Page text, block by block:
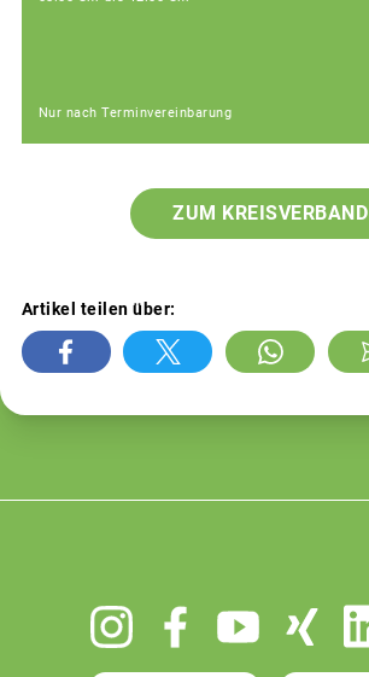
Nur nach Terminvereinbarung
ZUM KREISVERBAND
Artikel teilen über: